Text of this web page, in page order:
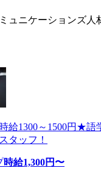
ュニケーションズ人
給1300～1500円★語
タッフ！
時給1,300円〜